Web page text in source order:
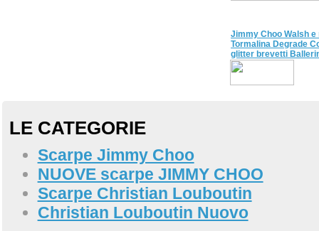
Jimmy Choo Walsh e
Tormalina Degrade
glitter brevetti
LE CATEGORIE
Scarpe Jimmy Choo
NUOVE scarpe JIMMY CHOO
Scarpe Christian Louboutin
Christian Louboutin Nuovo